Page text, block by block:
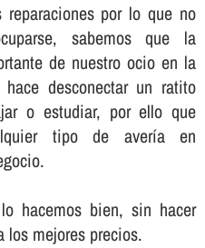
reparaciones por lo que no
sabemos que la
de nuestro ocio en la
desconectar un ratito
o estudiar, por ello que
tipo de averí­a en
hacemos bien, sin hacer
los mejores precios.